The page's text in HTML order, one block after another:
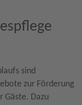
sind
zur Förderung
Gäste. Dazu